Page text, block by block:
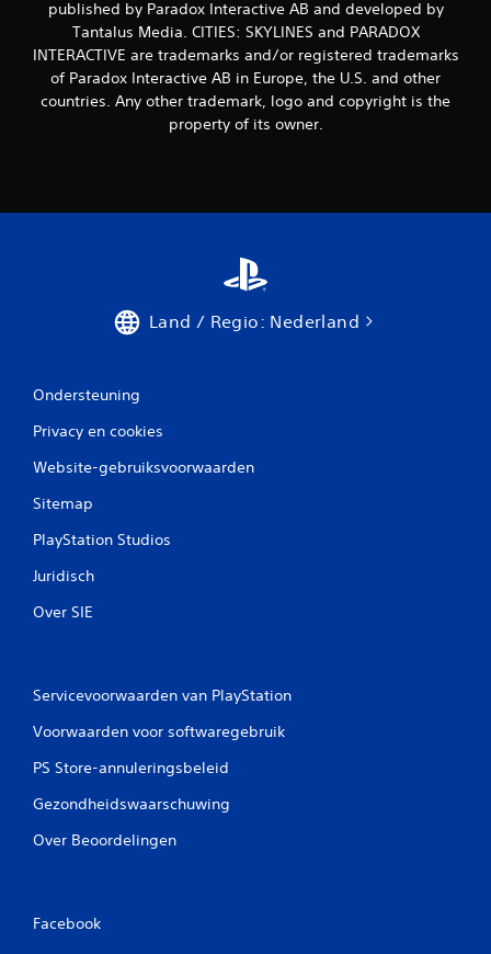
published by Paradox Interactive AB and developed by
Tantalus Media. CITIES: SKYLINES and PARADOX
INTERACTIVE are trademarks and/or registered trademarks
of Paradox Interactive AB in Europe, the U.S. and other
countries. Any other trademark, logo and copyright is the
property of its owner.
Land / Regio: Nederland
Ondersteuning
Privacy en cookies
Website-gebruiksvoorwaarden
Sitemap
PlayStation Studios
Juridisch
Over SIE
Servicevoorwaarden van PlayStation
Voorwaarden voor softwaregebruik
PS Store-annuleringsbeleid
Gezondheidswaarschuwing
Over Beoordelingen
Facebook